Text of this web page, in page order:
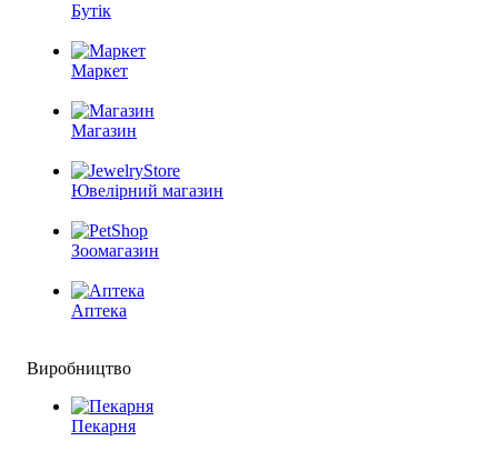
Бутік
Маркет
Магазин
Ювелірний магазин
Зоомагазин
Аптека
Виробництво
Пекарня